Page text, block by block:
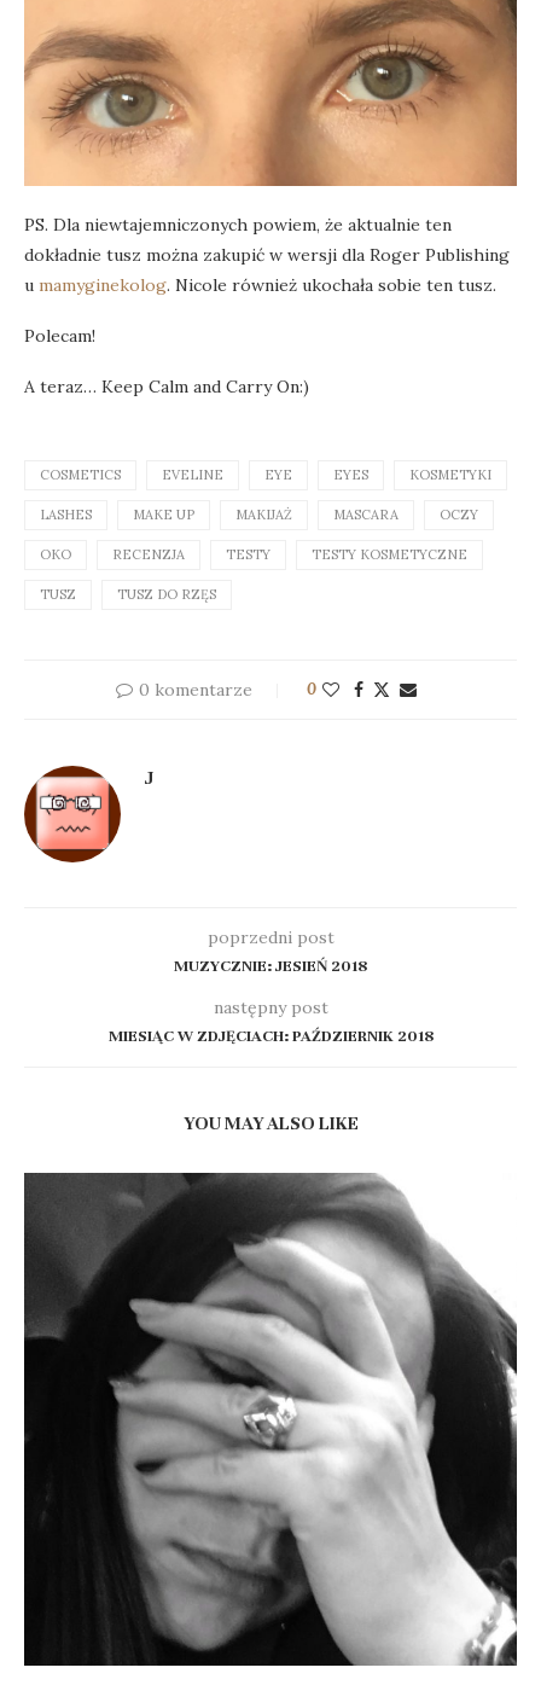
PS. Dla niewtajemniczonych powiem, że aktualnie ten
dokładnie tusz można zakupić w wersji dla Roger Publishing
u mamyginekolog. Nicole również ukochała sobie ten tusz.
Polecam!
A teraz… Keep Calm and Carry On:)
COSMETICS EVELINE EYE EYES KOSMETYKI
LASHES MAKE UP MAKIJAŻ MASCARA OCZY
OKO RECENZJA TESTY TESTY KOSMETYCZNE
TUSZ TUSZ DO RZĘS
0 komentarze 0
J
poprzedni post
MUZYCZNIE: JESIEŃ 2018
następny post
MIESIĄC W ZDJĘCIACH: PAŹDZIERNIK 2018
YOU MAY ALSO LIKE